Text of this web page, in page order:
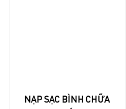
NẠP SẠC BÌNH CHỮA